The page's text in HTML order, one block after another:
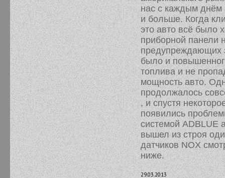
нас с каждым днём
и больше. Когда
это авто всё было
приборной панели
предупреждающих
было и
топлива и не
мощность авто.
продолжалось
, и спустя
появились
системой ADBLUE
вышел из строя
датчиков NOX
ниже.
29.03.2013